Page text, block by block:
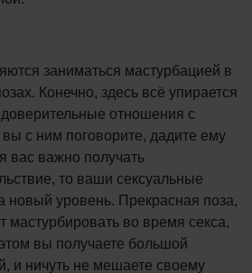
заниматься мастурбацией в
Конечно, здесь всё упирается
доверительные отношения с
с ним поговорите, дадите ему
вас важно получать
то ваши сексуальные
новый уровень. Прекрасная поза,
мастурбировать во время секса,
вы получаете большой
и ничуть не мешаете своему